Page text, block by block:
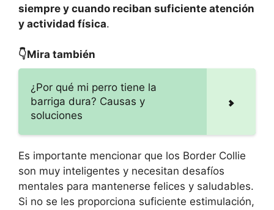
siempre y cuando reciban suficiente atención
y actividad física.
👇Mira también
¿Por qué mi perro tiene la
barriga dura? Causas y
soluciones
Es importante mencionar que los Border Collie
son muy inteligentes y necesitan desafíos
mentales para mantenerse felices y saludables.
Si no se les proporciona suficiente estimulación,